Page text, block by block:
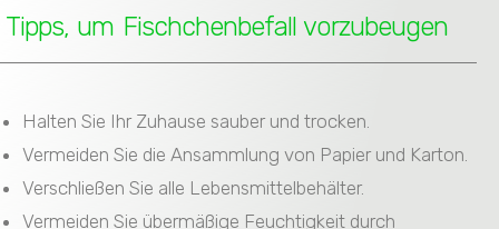
Tipps, um Fischchenbefall vorzubeugen
Halten Sie Ihr Zuhause sauber und trocken.
Vermeiden Sie die Ansammlung von Papier und Karton.
Verschließen Sie alle Lebensmittelbehälter.
Vermeiden Sie übermäßige Feuchtigkeit durch